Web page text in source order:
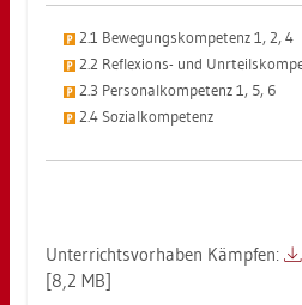
2.1 Be­we­gungs­kom­pe­tenz 1, 2, 4
2.2 Re­fle­xi­ons- und
2.3 Per­so­nal­kom­pe­tenz 1, 5, 6
2.4 So­zi­al­kom­pe­tenz
Un­ter­richts­vor­ha­ben Kämp­fen:
[8,2 MB]